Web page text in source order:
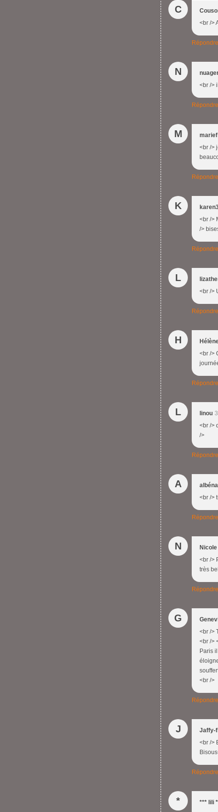
C
<br />
Répondre
N
<br />
Répondre
M
marief
<br />
Répondre
K
<br />
/>
Répondre
L
<br />
Répondre
H
<br />
Répondre
L linou
<br />
/>
Répondre
A
albéna
<br />
Répondre
N
<br />
très
Répondre
G
<br />
<br />
Paris
<br />
Répondre
J
Jaffy-
<br />
Répondre
*
*** lili